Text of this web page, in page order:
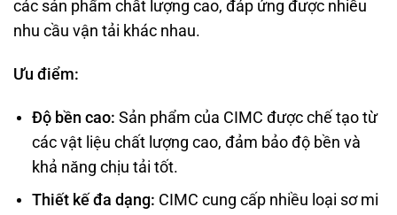
các sản phẩm chất lượng cao, đáp ứng được nhiều
nhu cầu vận tải khác nhau.
Ưu điểm:
Độ bền cao: Sản phẩm của CIMC được chế tạo từ
các vật liệu chất lượng cao, đảm bảo độ bền và
khả năng chịu tải tốt.
Thiết kế đa dạng: CIMC cung cấp nhiều loại sơ mi